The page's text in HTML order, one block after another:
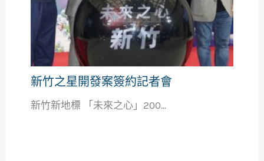
新竹之星開發案簽約記者會
新竹新地標 「未來之心」200...